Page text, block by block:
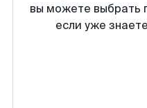
вы можете выбрать
если уже